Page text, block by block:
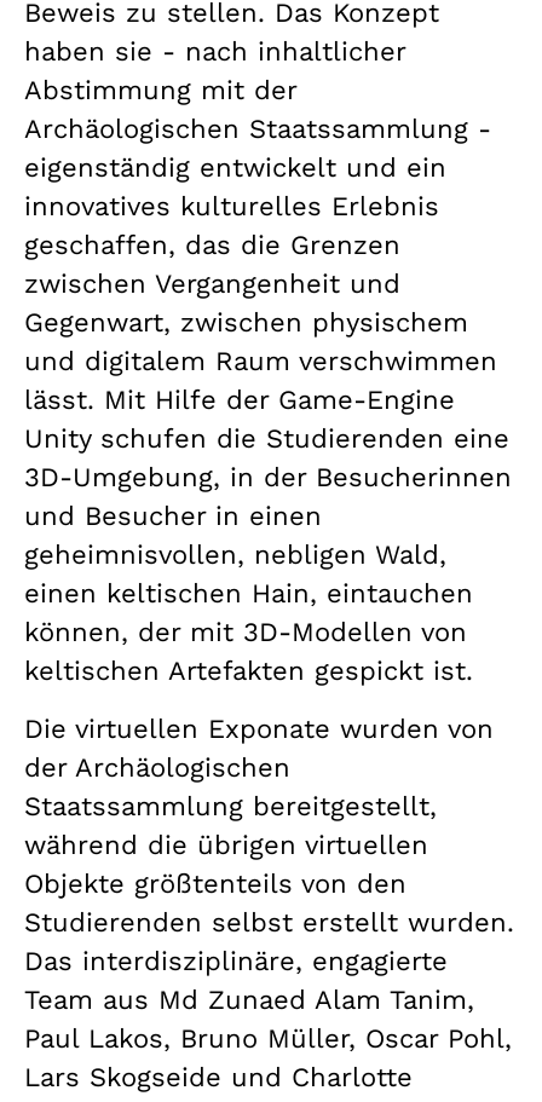
Beweis zu stellen. Das Konzept
haben sie - nach inhaltlicher
Abstimmung mit der
Archäologischen Staatssammlung -
eigenständig entwickelt und ein
innovatives kulturelles Erlebnis
geschaffen, das die Grenzen
zwischen Vergangenheit und
Gegenwart, zwischen physischem
und digitalem Raum verschwimmen
lässt. Mit Hilfe der Game-Engine
Unity schufen die Studierenden eine
3D-Umgebung, in der Besucherinnen
und Besucher in einen
geheimnisvollen, nebligen Wald,
einen keltischen Hain, eintauchen
können, der mit 3D-Modellen von
keltischen Artefakten gespickt ist.
Die virtuellen Exponate wurden von
der Archäologischen
Staatssammlung bereitgestellt,
während die übrigen virtuellen
Objekte größtenteils von den
Studierenden selbst erstellt wurden.
Das interdisziplinäre, engagierte
Team aus Md Zunaed Alam Tanim,
Paul Lakos, Bruno Müller, Oscar Pohl,
Lars Skogseide und Charlotte